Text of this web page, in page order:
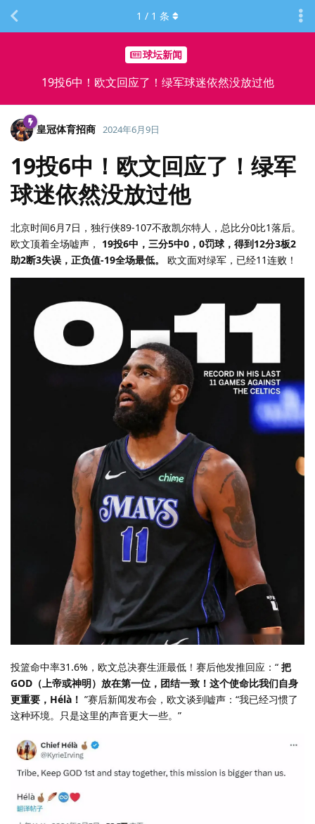
球坛新闻
19投6中！欧文回应了！绿军球迷依然没放过他
1 / 1 条
皇冠体育招商 2024年6月9日
19投6中！欧文回应了！绿军
球迷依然没放过他
北京时间6月7日，独行侠89-107不敌凯尔特人，总比分0比1落后。
欧文顶着全场嘘声， 19投6中，三分5中0，0罚球，得到12分3板2
助2断3失误，正负值-19全场最低。
欧文面对绿军，已经11连败！
投篮命中率31.6%，欧文总决赛生涯最低！赛后他发推回应：“ 把
GOD（上帝或神明）放在第一位，团结一致！这个使命比我们自身
更重要，Hélà！ ”赛后新闻发布会，欧文谈到嘘声：“我已经习惯了
这种环境。只是这里的声音更大一些。”